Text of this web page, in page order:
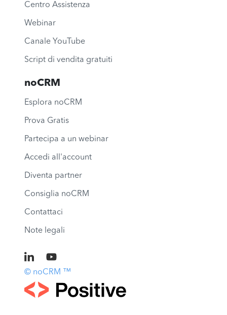
Centro Assistenza
Webinar
Canale YouTube
Script di vendita gratuiti
noCRM
Esplora noCRM
Prova Gratis
Partecipa a un webinar
Accedi all'account
Diventa partner
Consiglia noCRM
Contattaci
Note legali
© noCRM ™